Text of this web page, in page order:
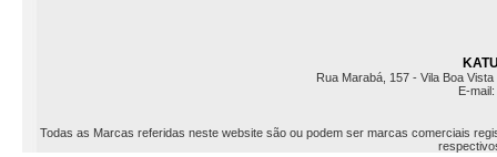
Rua Marabá, 157 - Vila Boa
E-mail:
Todas as Marcas referidas neste website são ou podem ser marcas comerciais